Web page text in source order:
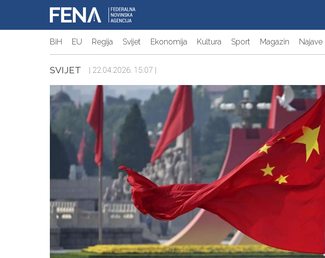
BiH EU Regija Svijet Ekonomija Kultura Sport Magazin Najave
SVIJET | 22.04.2026. 15:07 |